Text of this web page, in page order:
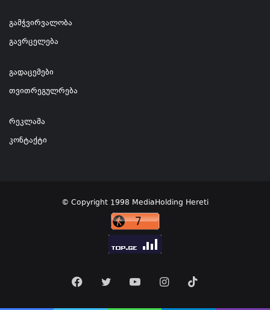
გამჭვირვალობა
გავრცელება
გადაცემები
თვითრეგულრება
რეკლამა
კონტაქტი
© Copyright 1998 MediaHolding Hereti
FacebookTwitter YouTubeInstagram